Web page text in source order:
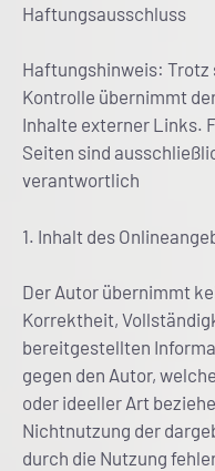
Haftungsausschluss
Haftungshinweis:
Kontrolle übernimmt
Inhalte externer Links.
Seiten sind
verantwortlich
1. Inhalt des
Der Autor übernimmt
Korrektheit,
bereitgestellten
gegen den Autor,
oder ideeller Art
Nichtnutzung der
durch die Nutzung